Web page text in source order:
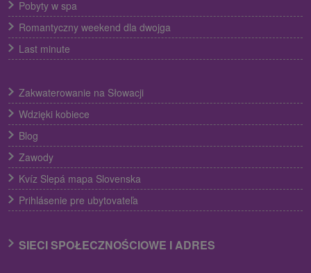
Pobyty w spa
Romantyczny weekend dla dwojga
Last minute
Zakwaterowanie na Słowacji
Wdzięki kobiece
Blog
Zawody
Kvíz Slepá mapa Slovenska
Prihlásenie pre ubytovateľa
SIECI SPOŁECZNOŚCIOWE I ADRES